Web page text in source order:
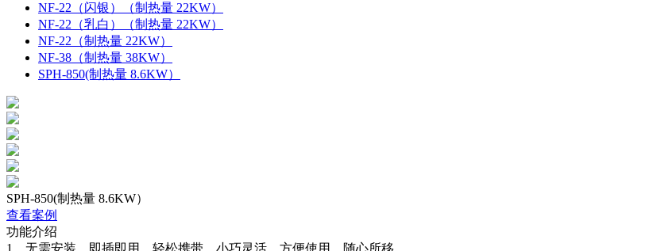
NF-22（闪银）（制热量 22KW）
NF-22（乳白）（制热量 22KW）
NF-22（制热量 22KW）
NF-38（制热量 38KW）
SPH-850(制热量 8.6KW）
SPH-850(制热量 8.6KW）
查看案例
功能介绍
1、无需安装、即插即用、轻松携带、小巧灵活，方便使用、随心所移